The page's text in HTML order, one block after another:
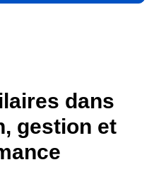
dans
gestion et